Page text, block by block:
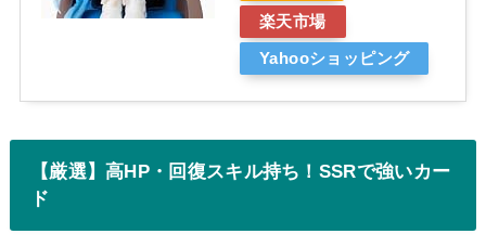
楽天市場
Yahooショッピング
【厳選】高HP・回復スキル持ち！SSRで強いカー
ド